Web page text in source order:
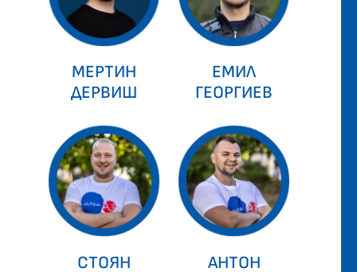
МЕРТИН
ДЕРВИШ
ЕМИЛ
ГЕОРГИЕВ
СТОЯН
АНТОН